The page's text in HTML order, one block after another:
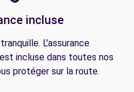
incluse
L'assurance
incluse dans toutes nos
protéger sur la route.